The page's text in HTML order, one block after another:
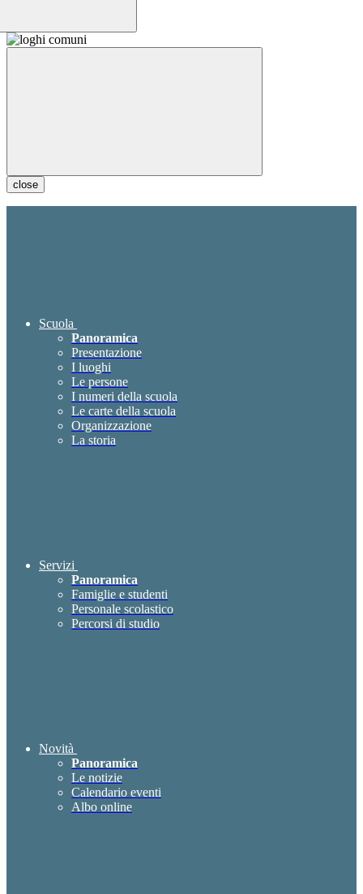
close
Scuola
Panoramica
Presentazione
I luoghi
Le persone
I numeri della scuola
Le carte della scuola
Organizzazione
La storia
Servizi
Panoramica
Famiglie e studenti
Personale scolastico
Percorsi di studio
Novità
Panoramica
Le notizie
Calendario eventi
Albo online